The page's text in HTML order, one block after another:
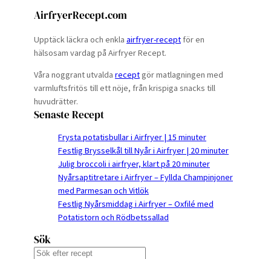
AirfryerRecept.com
Upptäck läckra och enkla airfryer-recept för en
hälsosam vardag på Airfryer Recept.
Våra noggrant utvalda receptgör matlagningen med
varmluftsfritös till ett nöje, från krispiga snacks till
huvudrätter.
Senaste Recept
Frysta potatisbullar i Airfryer | 15 minuter
Festlig Brysselkål till Nyår i Airfryer | 20 minuter
Julig broccoli i airfryer, klart på 20 minuter
Nyårsaptitretare i Airfryer – Fyllda Champinjoner
med Parmesan och Vitlök
Festlig Nyårsmiddag i Airfryer – Oxfilé med
Potatistorn och Rödbetssallad
Sök
S